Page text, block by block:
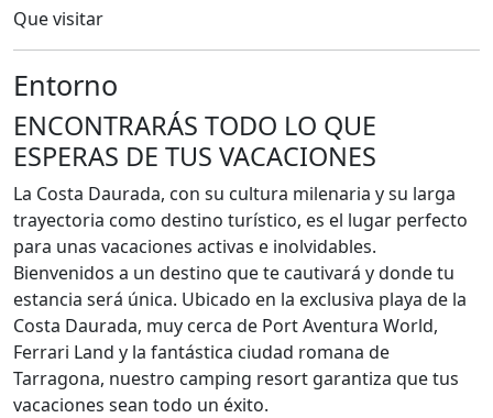
Que visitar
Entorno
ENCONTRARÁS TODO LO QUE
ESPERAS DE TUS VACACIONES
La Costa Daurada, con su cultura milenaria y su larga
trayectoria como destino turístico, es el lugar perfecto
para unas vacaciones activas e inolvidables.
Bienvenidos a un destino que te cautivará y donde tu
estancia será única. Ubicado en la exclusiva playa de la
Costa Daurada, muy cerca de Port Aventura World,
Ferrari Land y la fantástica ciudad romana de
Tarragona, nuestro camping resort garantiza que tus
vacaciones sean todo un éxito.